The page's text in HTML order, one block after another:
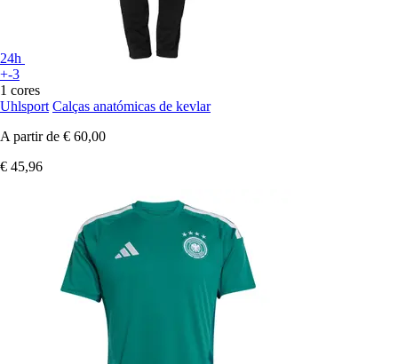
24h
+-3
1 cores
Uhlsport Calças anatómicas de kevlar
A partir de € 60,00
€ 45,96